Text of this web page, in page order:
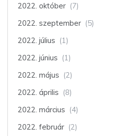
2022. október (7)
2022. szeptember (5)
2022. július (1)
2022. június (1)
2022. május (2)
2022. április (8)
2022. március (4)
2022. február (2)